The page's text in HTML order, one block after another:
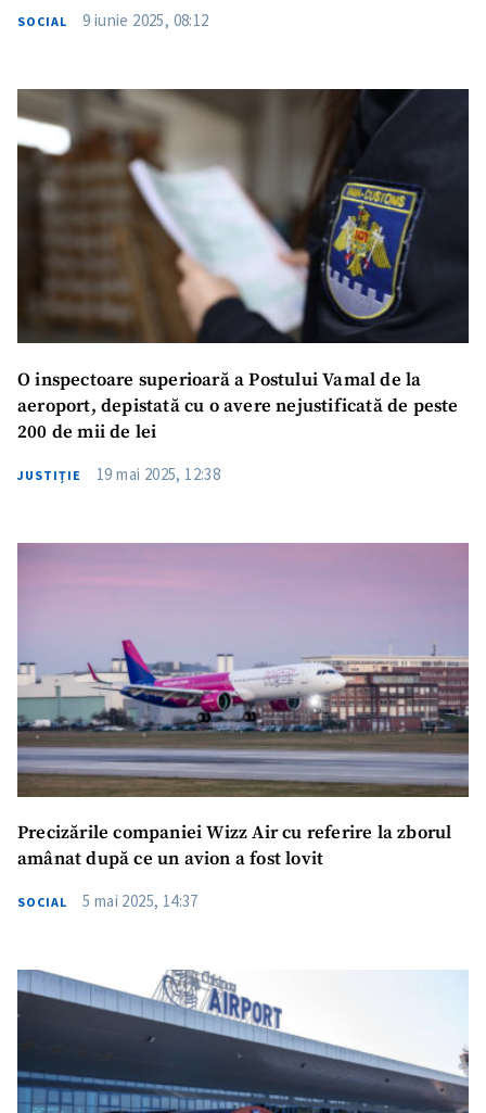
SOCIAL 9 iunie 2025, 08:12
O inspectoare superioară a Postului Vamal de la
aeroport, depistată cu o avere nejustificată de peste
200 de mii de lei
JUSTIȚIE 19 mai 2025, 12:38
Precizările companiei Wizz Air cu referire la zborul
amânat după ce un avion a fost lovit
SOCIAL 5 mai 2025, 14:37
Titlu știre
+ Adaugă titlu